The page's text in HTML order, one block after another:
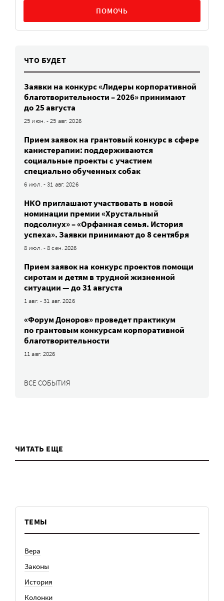
ПОМОЧЬ
ЧТО БУДЕТ
Заявки на конкурс «Лидеры корпоративной
благотворительности – 2026» принимают
до 25 августа
25 июн. - 25 авг. 2026
Прием заявок на грантовый конкурс в сфере
канистерапии: поддерживаются
социальные проекты с участием
специально обученных собак
6 июл. - 31 авг. 2026
НКО приглашают участвовать в новой
номинации премии «Хрустальный
подсолнух» – «Орфанная семья. История
успеха». Заявки принимают до 8 сентября
8 июл. - 8 сен. 2026
Прием заявок на конкурс проектов помощи
сиротам и детям в трудной жизненной
ситуации — до 31 августа
1 авг. - 31 авг. 2026
«Форум Доноров» проведет практикум
по грантовым конкурсам корпоративной
благотворительности
11 авг. 2026
ВСЕ СОБЫТИЯ
ЧИТАТЬ ЕЩЕ
ТЕМЫ
Вера
Законы
История
Колонки